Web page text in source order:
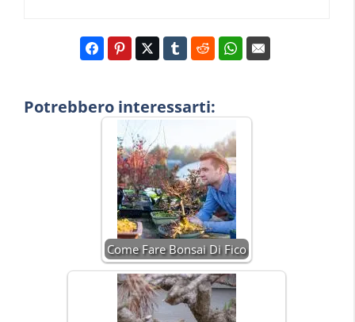
Potrebbero interessarti:
Come Fare Bonsai Di Fico